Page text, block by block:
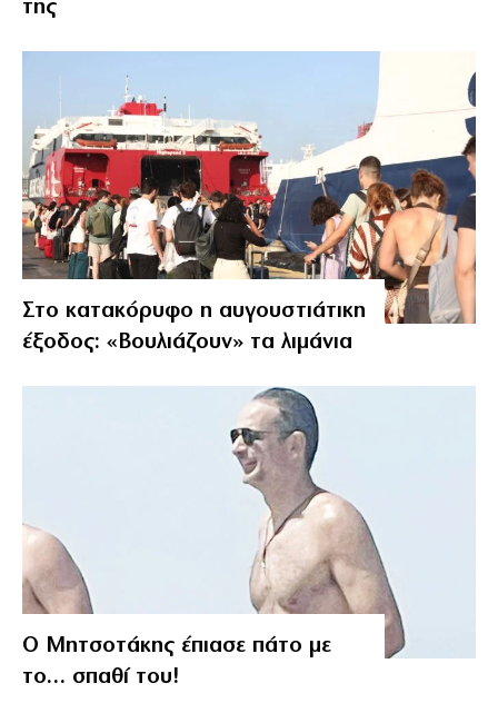
της
Στο κατακόρυφο η αυγουστιάτικη
έξοδος: «Βουλιάζουν» τα λιμάνια
Ο Μητσοτάκης έπιασε πάτο με
το… σπαθί του!